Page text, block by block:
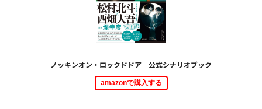
ノッキンオン・ロックドドア 公式シナリオブック
amazonで購入する